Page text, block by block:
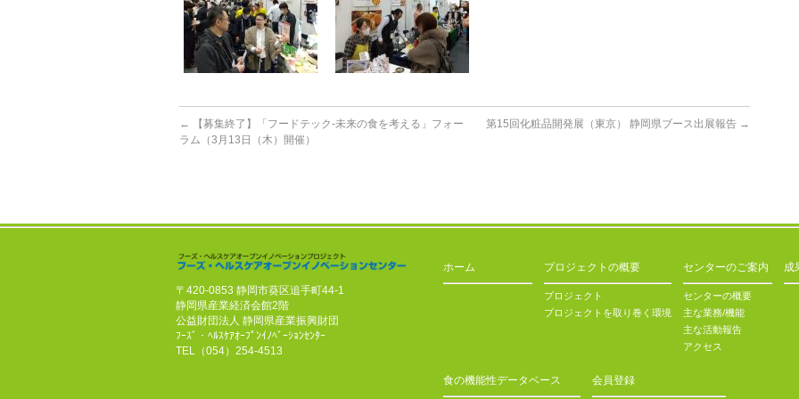
←
【募集終了】「フードテック-未来の食を考える」フォー
ラム（3月13日（木）開催）
第15回化粧品開発展（東京） 静岡県ブース出展報告 →
〒420-0853 静岡市葵区追手町44-1
静岡県産業経済会館2階
公益財団法人 静岡県産業振興財団
ﾌｰｽﾞ・ﾍﾙｽｹｱｵｰﾌﾟﾝｲﾉﾍﾞｰｼｮﾝｾﾝﾀｰ
TEL（054）254-4513
ホーム プロジェクトの概要
プロジェクト
プロジェクトを取り巻く環境
センターのご案内
センターの概要
主な業務/機能
主な活動報告
アクセス
成
食の機能性データベース 会員登録